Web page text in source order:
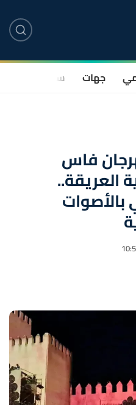
جهات سياسة
من مهرجان فاس
العريقة..